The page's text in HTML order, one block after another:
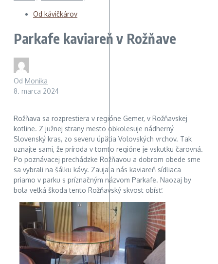
Od kávičkárov
Parkafe kaviareň v Rožňave
Od Monika
8. marca 2024
Rožňava sa rozprestiera v regióne Gemer, v Rožňavskej
kotline. Z južnej strany mesto obkolesuje nádherný
Slovenský kras, zo severu úpätia Volovských vrchov. Tak
uznajte sami, že príroda v tomto regióne je vskutku čarovná.
Po poznávacej prechádzke Rožňavou a dobrom obede sme
sa vybrali na šálku kávy. Zaujala nás kaviareň sídliaca
priamo v parku s príznačným názvom Parkafe. Naozaj by
bola veľká škoda tento Rožňavský skvost obísť.